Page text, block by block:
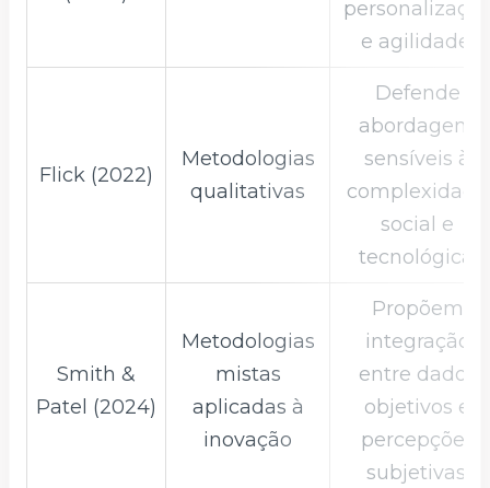
e agilidade.
Flick (2022)
Metodologias
qualitativas
Defende
abordagens
sensíveis à
complexidade
social e
tecnológica.
Smith &
Patel (2024)
Metodologias
mistas
aplicadas à
inovação
Propõem
integração
entre dados
objetivos e
percepções
subjetivas.